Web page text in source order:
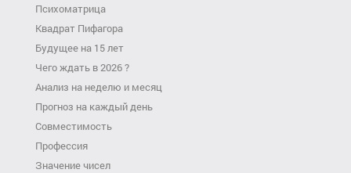
Психоматрица
Квадрат Пифагора
Будущее на 15 лет
Чего ждать в 2026 ?
Анализ на неделю и месяц
Прогноз на каждый день
Совместимость
Профессия
Значение чисел